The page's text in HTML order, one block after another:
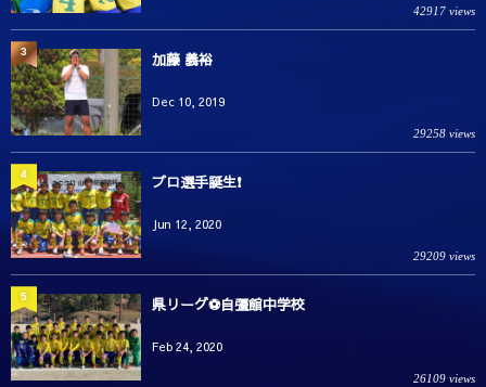
42917 views
加藤 義裕
Dec 10, 2019
29258 views
3
プロ選手誕生❗️
Jun 12, 2020
29209 views
4
県リーグ⚽️自彊館中学校
Feb 24, 2020
26109 views
5